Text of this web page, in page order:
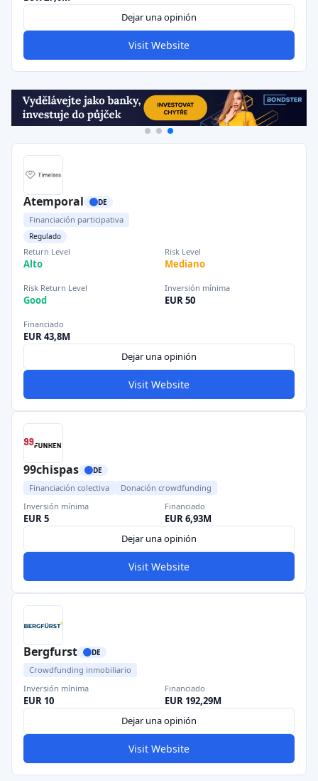
Dejar una opinión
Visit Website
Atemporal DE
Financiación participativa
Regulado
Return Level
Alto
Risk Level
Mediano
Risk Return Level
Good
Inversión mínima
EUR 50
Financiado
EUR 43,8M
Dejar una opinión
Visit Website
99chispas DE
Financiación colectiva
Donación crowdfunding
Inversión mínima
EUR 5
Financiado
EUR 6,93M
Dejar una opinión
Visit Website
Bergfurst DE
Crowdfunding inmobiliario
Inversión mínima
EUR 10
Financiado
EUR 192,29M
Dejar una opinión
Visit Website